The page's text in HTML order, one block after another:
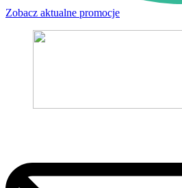
Zobacz aktualne promocje